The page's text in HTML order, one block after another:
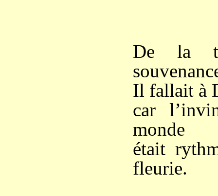
De la
Il fallait à
car
monde
était
fleurie.